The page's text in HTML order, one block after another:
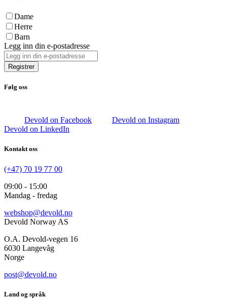
Dame
Herre
Barn
Legg inn din e-postadresse
Registrer
Følg oss
Devold on Facebook
Devold on Instagram
Devold on LinkedIn
Kontakt oss
(+47) 70 19 77 00
09:00 - 15:00
Mandag - fredag
webshop@devold.no
Devold Norway AS
O.A. Devold-vegen 16
6030 Langevåg
Norge
post@devold.no
Land og språk